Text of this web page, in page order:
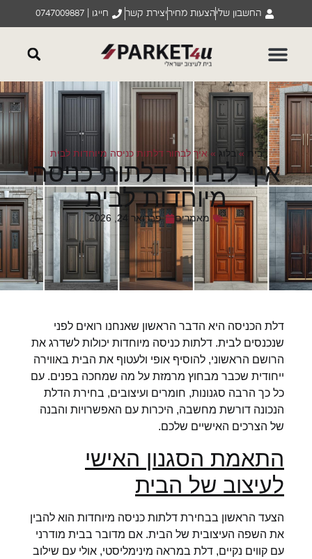
החשבון שליהצעות מחיריצירת קשר חייגו | 0747009887
בית»בלוג »איך לבחור דלתות כניסה מיוחדות לבית
איך לבחור דלתות כניסה
מיוחדות לבית
מאמרים פברואר 24, 2026
דלת הכניסה היא הדבר הראשון שאנחנו רואים לפני
שנכנסים לבית. דלתות כניסה מיוחדות יכולות לשדרג את
הרושם הראשוני, להוסיף אופי ולעטוף את הבית באווירה
ייחודית שכבר מבחוץ מרמזת על מה שמחכה בפנים. עם
כל כך הרבה סגנונות, חומרים ועיצובים, בחירת הדלת
הנכונה דורשת מחשבה, היכרות עם האפשרויות והבנה
של הצרכים האישיים שלכם.
התאמת הסגנון האישי
לעיצוב של הבית
הצעד הראשון בבחירת דלתות כניסה מיוחדות הוא להבין
את השפה העיצובית של הבית. אם מדובר בבית מודרני
עם קווים נקיים, דלת במראה מינימליסטי, אולי עם שילוב